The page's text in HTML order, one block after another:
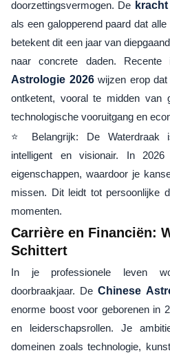
doorzettingsvermogen. De
als een galopperend paard dat
betekent dit een jaar van
naar concrete daden.
Astrologie 2026wijzen erop dat
ontketent, vooral te midden van
technologische vooruitgang en
⭐ Belangrijk: De Waterdraak
intelligent en visionair. In
eigenschappen, waardoor je
missen. Dit leidt tot persoonlijke
momenten.
Carrière en Financiën:
Schittert
In je professionele leven
doorbraakjaar. DeChinese
enorme boost voor geborenen in
en leiderschapsrollen. Je
domeinen zoals technologie,